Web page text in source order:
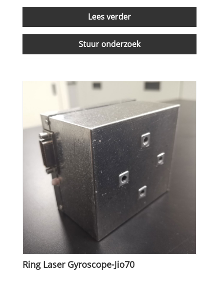
Lees verder
Stuur onderzoek
Ring Laser Gyroscope-Jio70